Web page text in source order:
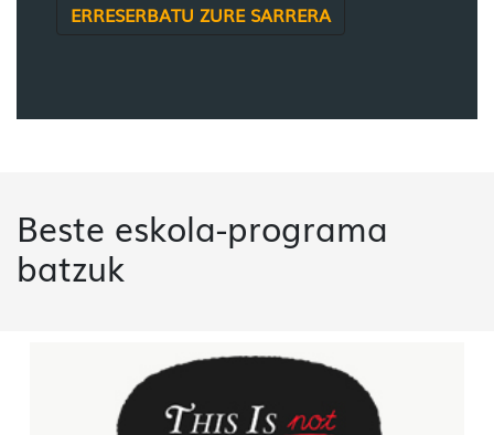
ERRESERBATU ZURE SARRERA
Beste eskola-programa
batzuk